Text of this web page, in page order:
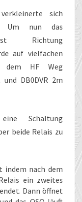
sich
Um nun das
Richtung
auf vielfachen
dem HF Weg
DB0DVR 2m
Schaltung
beide Relais zu
indem nach dem
ein zweites
Dann öffnet